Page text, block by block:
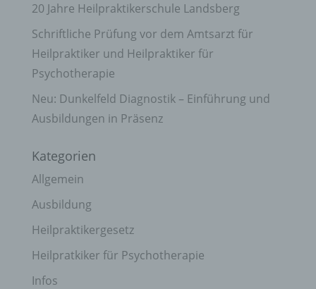
20 Jahre Heilpraktikerschule Landsberg
Schriftliche Prüfung vor dem Amtsarzt für
Heilpraktiker und Heilpraktiker für
Psychotherapie
Neu: Dunkelfeld Diagnostik – Einführung und
Ausbildungen in Präsenz
Kategorien
Allgemein
Ausbildung
Heilpraktikergesetz
Heilpratkiker für Psychotherapie
Infos